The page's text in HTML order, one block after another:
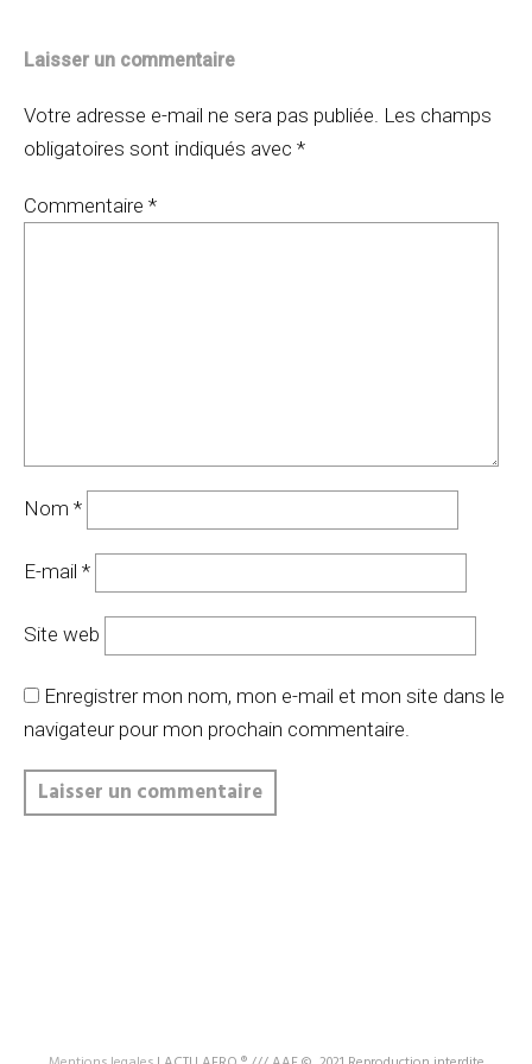
Laisser un commentaire
Votre adresse e-mail ne sera pas publiée. Les champs
obligatoires sont indiqués avec *
Commentaire *
Nom *
E-mail *
Site web
Enregistrer mon nom, mon e-mail et mon site dans le
navigateur pour mon prochain commentaire.